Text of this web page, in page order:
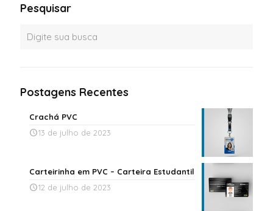
Pesquisar
Postagens Recentes
Crachá PVC
13 de julho de 2023
Carteirinha em PVC – Carteira Estudantil
12 de julho de 2023